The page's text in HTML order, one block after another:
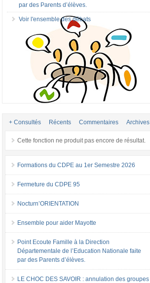
par des Parents d’élèves.
Voir l'ensemble des débats
+ Consultés Récents Commentaires Archives
Cette fonction ne produit pas encore de résultat.
Formations du CDPE au 1er Semestre 2026
Fermeture du CDPE 95
Nocturn’ORIENTATION
Ensemble pour aider Mayotte
Point Ecoute Famille à la Direction
Départementale de l’Education Nationale faite
par des Parents d’élèves.
LE CHOC DES SAVOIR : annulation des groupes